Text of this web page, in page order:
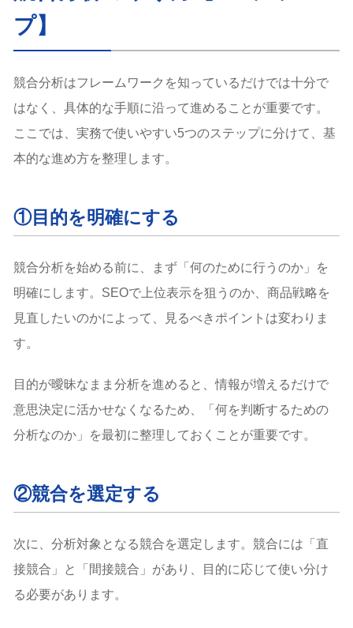
プ】
競合分析はフレームワークを知っているだけでは十分で
はなく、具体的な手順に沿って進めることが重要です。
ここでは、実務で使いやすい5つのステップに分けて、基
本的な進め方を整理します。
①目的を明確にする
競合分析を始める前に、まず「何のために行うのか」を
明確にします。SEOで上位表示を狙うのか、商品戦略を
見直したいのかによって、見るべきポイントは変わりま
す。
目的が曖昧なまま分析を進めると、情報が増えるだけで
意思決定に活かせなくなるため、「何を判断するための
分析なのか」を最初に整理しておくことが重要です。
②競合を選定する
次に、分析対象となる競合を選定します。競合には「直
接競合」と「間接競合」があり、目的に応じて使い分け
る必要があります。